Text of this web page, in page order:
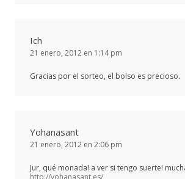
Ich
21 enero, 2012 en 1:14 pm
Gracias por el sorteo, el bolso es precioso.
Yohanasant
21 enero, 2012 en 2:06 pm
Jur, qué monada! a ver si tengo suerte!